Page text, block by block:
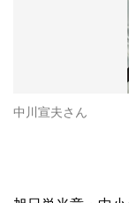
中川宣夫さん